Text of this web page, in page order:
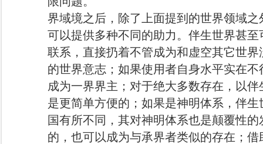
界域境之后，除了上面提到的世界领域
可以提供多种不同的助力。伴生世界甚
联系，直接扔着不管成为和虚空其它世
的世界意志；如果使用者自身水平实在
成为一界界主；对于绝大多数存在，以
是更简单方便的；如果是神明体系，伴
国有所不同，其对神明体系也是颠覆性
的，也可以成为与承界者类似的存在；